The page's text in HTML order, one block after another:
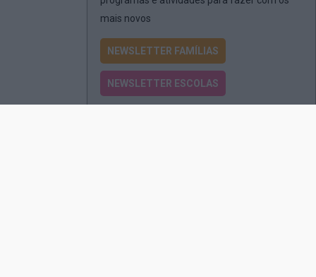
mais novos
NEWSLETTER FAMÍLIAS
NEWSLETTER ESCOLAS